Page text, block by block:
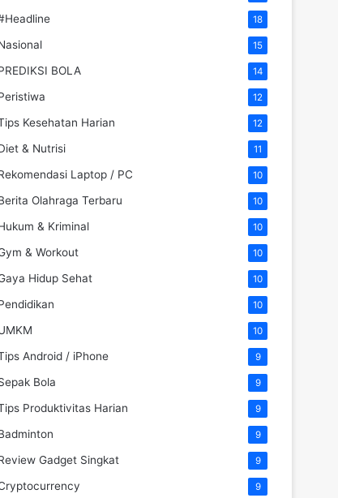
18
15
BOLA 14
12
Kesehatan Harian 12
& Nutrisi 11
Laptop / PC 10
Olahraga Terbaru 10
& Kriminal 10
& Workout 10
Hidup Sehat 10
10
10
Android / iPhone 9
Bola 9
Produktivitas Harian 9
9
Gadget Singkat 9
9